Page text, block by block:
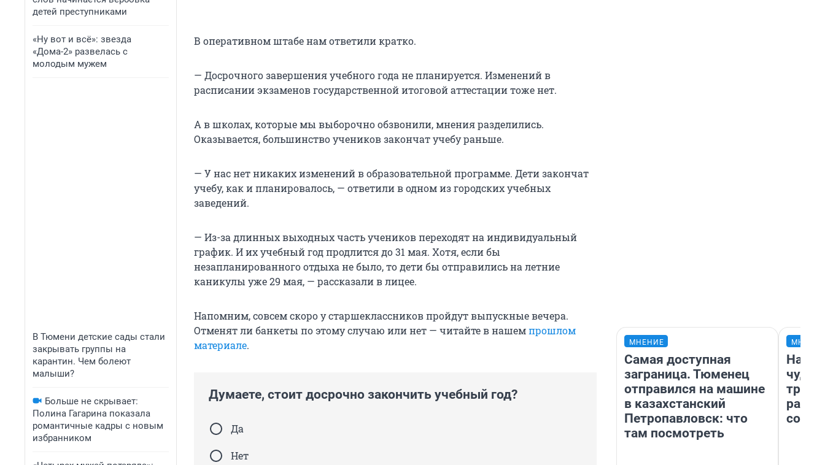
детей преступниками
«Ну вот и всё»: звезда
«Дома-2» развелась с
молодым мужем
В Тюмени детские сады стали
закрывать группы на
карантин. Чем болеют
малыши?
Больше не скрывает:
Полина Гагарина показала
романтичные кадры с новым
избранником
В оперативном штабе нам ответили кратко.
— Досрочного завершения учебного года не планируется. Изменений в
расписании экзаменов государственной итоговой аттестации тоже нет.
А в школах, которые мы выборочно обзвонили, мнения разделились.
Оказывается, большинство учеников закончат учебу раньше.
— У нас нет никаких изменений в образовательной программе. Дети закончат
учебу, как и планировалось, — ответили в одном из городских учебных
заведений.
— Из-за длинных выходных часть учеников переходят на индивидуальный
график. И их учебный год продлится до 31 мая. Хотя, если бы
незапланированного отдыха не было, то дети бы отправились на летние
каникулы уже 29 мая, — рассказали в лицее.
Напомним, совсем скоро у старшеклассников пройдут выпускные вечера.
Отменят ли банкеты по этому случаю или нет — читайте в нашемпрошлом
материале.
Думаете, стоит досрочно закончить учебный год?
Да
Нет
МНЕНИЕ
Самая доступная
заграница. Тюменец
отправился на машине
в казахстанский
Петропавловск: что
там посмотреть